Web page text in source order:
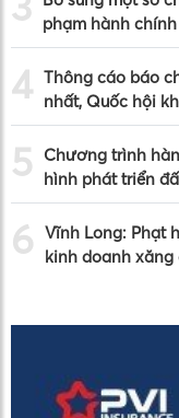
phạm hành
4 Thông cáo báo
nhất, Quốc hội
5
Chương trình
hình phát triển
6 Vĩnh Long: Phạt
kinh doanh